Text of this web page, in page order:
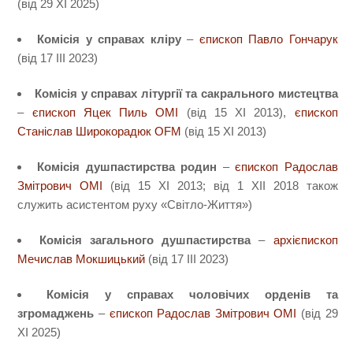
(від 29 XI 2025)
Комісія у справах кліру– єпископ Павло Гончарук
(від 17 IIІ 2023)
Комісія у справах літургії та сакрального мистецтва
– єпископ Яцек Пиль ОМІ (від 15 XI 2013), єпископ
Станіслав Широкорадюк OFM (від 15 XI 2013)
Комісія душпастирства родин –єпископ Радослав
Змітрович ОМІ (від 15 XI 2013; від 1 XII 2018 також
служить асистентом руху «Світло-Життя»)
Комісія загального душпастирства – архієпископ
Мечислав Мокшицький (від 17 ІІI 2023)
Комісія у справах чоловічих орденів та
згромаджень – єпископ Радослав Змітрович ОМІ (від 29
XI 2025)